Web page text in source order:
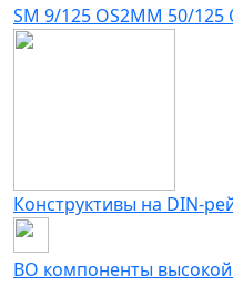
SM 9/125 OS2MM 50/125
Конструктивы на DIN-
ВО компоненты высокой